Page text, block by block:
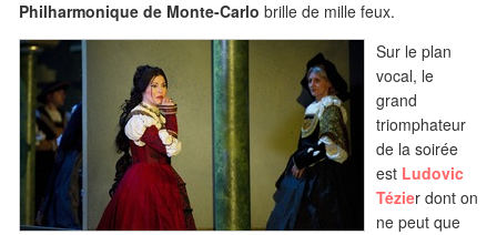
Philharmonique de Monte-Carlo brille de mille feux.
Sur le plan
vocal, le
grand
triomphateur
de la soirée
est Ludovic
Tézier dont on
ne peut que